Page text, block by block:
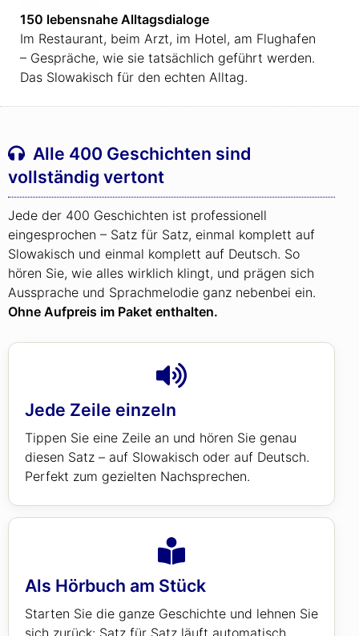
150 lebensnahe Alltagsdialoge
Im Restaurant, beim Arzt, im Hotel, am Flughafen
– Gespräche, wie sie tatsächlich geführt werden.
Das Slowakisch für den echten Alltag.
Alle 400 Geschichten sind
vollständig vertont
Jede der 400 Geschichten ist professionell
eingesprochen – Satz für Satz, einmal komplett auf
Slowakisch und einmal komplett auf Deutsch. So
hören Sie, wie alles wirklich klingt, und prägen sich
Aussprache und Sprachmelodie ganz nebenbei ein.
Ohne Aufpreis im Paket enthalten.
Jede Zeile einzeln
Tippen Sie eine Zeile an und hören Sie genau
diesen Satz – auf Slowakisch oder auf Deutsch.
Perfekt zum gezielten Nachsprechen.
Als Hörbuch am Stück
Starten Sie die ganze Geschichte und lehnen Sie
sich zurück: Satz für Satz läuft automatisch